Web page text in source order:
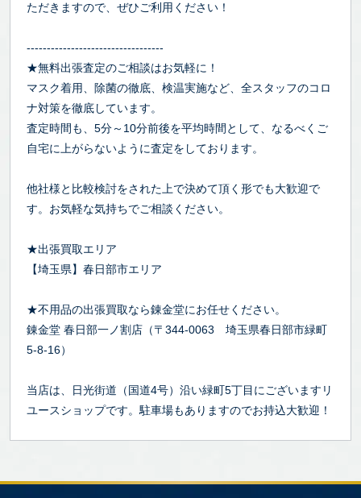
ただきますので、ぜひご利用ください！
----------------------------------
★無料出張査定のご相談はお気軽に！
マスク着用、除菌の徹底、検温実施など、全スタッフのコロ
ナ対策を徹底しています。
査定時間も、5分～10分前後を平均時間として、なるべくご
自宅に上がらないように査定をしております。
他社様と比較検討をされた上で決めて頂く形でも大歓迎で
す。お気軽な気持ちでご相談ください。
★出張買取エリア
【埼玉県】春日部市エリア
★不用品の出張買取なら錬金堂にお任せください。
錬金堂 春日部一ノ割店（〒344-0063 埼玉県春日部市緑町
5-8-16）
当店は、日光街道（国道4号）沿い緑町5丁目にございますリ
ユースショップです。駐車場もありますのでお持込大歓迎！